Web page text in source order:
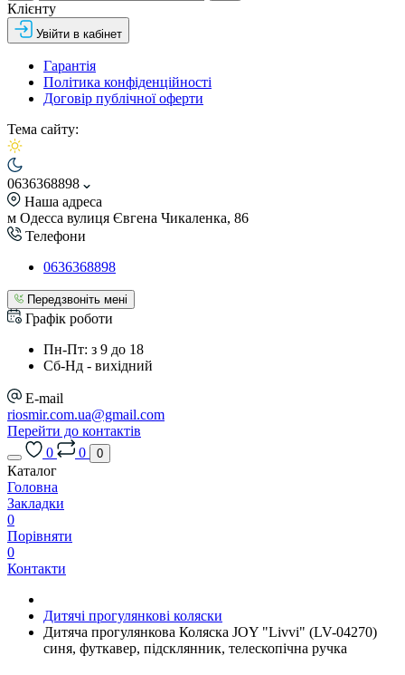
Клієнту
Увійти в кабінет
Гарантія
Політика конфіденційності
Договір публічної оферти
Тема сайту:
0636368898
Наша адреса
м Одесса вулиця Євгена Чикаленка, 86
Телефони
0636368898
Передзвоніть мені
Графік роботи
Пн-Пт: з 9 до 18
Сб-Нд - вихідний
E-mail
riosmir.com.ua@gmail.com
Перейти до контактів
0
0 0
Каталог
Головна
Закладки
0
Порівняти
0
Контакти
Дитячі прогулянкові коляски
Дитяча прогулянкова Коляска JOY "Livvi" (LV-04270)
синя, футкавер, підсклянник, телескопічна ручка